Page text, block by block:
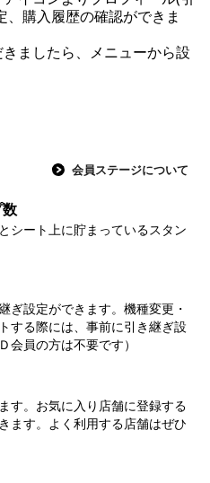
購入履歴の確認ができま
ましたら、メニューから設
会員ステージについて
シート上に貯まっているスタン
ぎ設定ができます。機種変更・
する際には、事前に引き継ぎ設
会員の方は不要です）
す。お気に入り店舗に登録する
ます。よく利用する店舗はぜひ